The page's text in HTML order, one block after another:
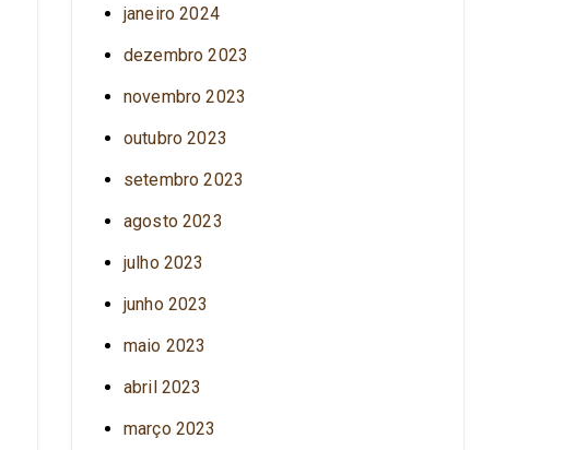
janeiro 2024
dezembro 2023
novembro 2023
outubro 2023
setembro 2023
agosto 2023
julho 2023
junho 2023
maio 2023
abril 2023
março 2023